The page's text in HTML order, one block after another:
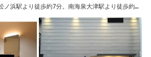
浜駅より徒歩約7分。南海泉大津駅より徒歩約１